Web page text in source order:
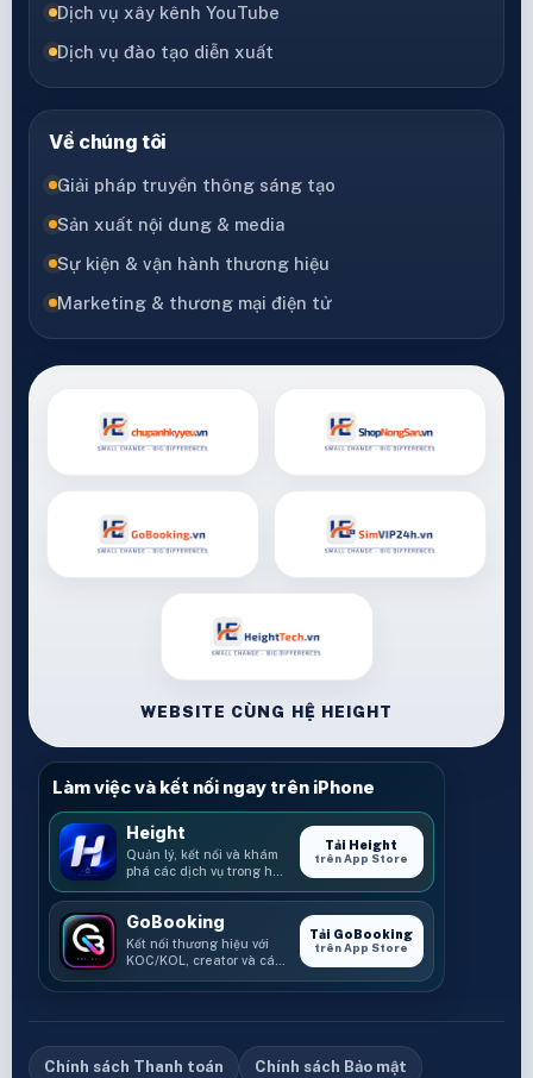
Dịch vụ xây kênh YouTube
Dịch vụ đào tạo diễn xuất
Về chúng tôi
Giải pháp truyền thông sáng tạo
Sản xuất nội dung & media
Sự kiện & vận hành thương hiệu
Marketing & thương mại điện tử
WEBSITE CÙNG HỆ HEIGHT
Làm việc và kết nối ngay trên iPhone
Height
Quản lý, kết nối và khám
phá các dịch vụ trong hệ
Tải Height
trên App Store
GoBooking
Kết nối thương hiệu với
KOC/KOL, creator và các
Tải GoBooking
trên App Store
Chính sách Thanh toán Chính sách Bảo mật